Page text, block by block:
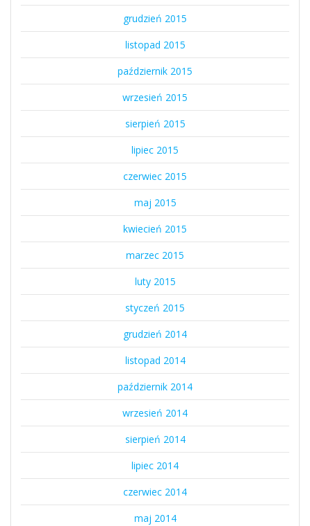
grudzień 2015
listopad 2015
październik 2015
wrzesień 2015
sierpień 2015
lipiec 2015
czerwiec 2015
maj 2015
kwiecień 2015
marzec 2015
luty 2015
styczeń 2015
grudzień 2014
listopad 2014
październik 2014
wrzesień 2014
sierpień 2014
lipiec 2014
czerwiec 2014
maj 2014